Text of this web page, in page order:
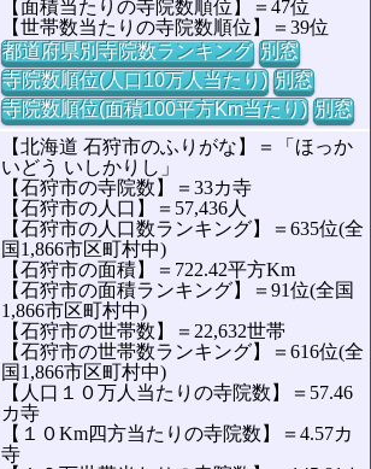
【面積当たりの寺院数順位】＝47位
【世帯数当たりの寺院数順位】＝39位
都道府県別寺院数ランキング 別窓
寺院数順位(人口10万人当たり) 別窓
寺院数順位(面積100平方Km当たり) 別窓
【北海道 石狩市のふりがな】＝「ほっか
いどう いしかりし」
【石狩市の寺院数】＝33カ寺
【石狩市の人口】＝57,436人
【石狩市の人口数ランキング】＝635位(全
国1,866市区町村中)
【石狩市の面積】＝722.42平方Km
【石狩市の面積ランキング】＝91位(全国
1,866市区町村中)
【石狩市の世帯数】＝22,632世帯
【石狩市の世帯数ランキング】＝616位(全
国1,866市区町村中)
【人口１０万人当たりの寺院数】＝57.46
カ寺
【１０Km四方当たりの寺院数】＝4.57カ
寺